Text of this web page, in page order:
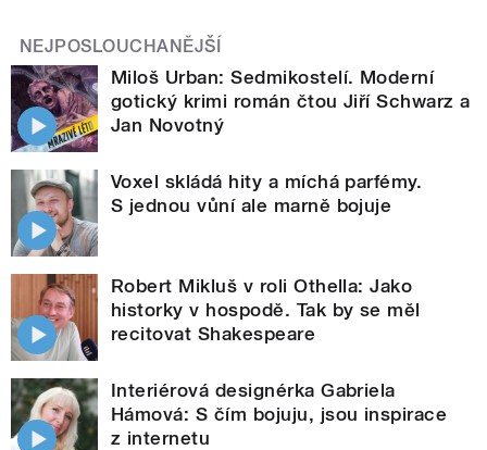
NEJPOSLOUCHANĚJŠÍ
Miloš Urban: Sedmikostelí. Moderní
gotický krimi román čtou Jiří Schwarz a
Jan Novotný
Voxel skládá hity a míchá parfémy.
S jednou vůní ale marně bojuje
Robert Mikluš v roli Othella: Jako
historky v hospodě. Tak by se měl
recitovat Shakespeare
Interiérová designérka Gabriela
Hámová: S čím bojuju, jsou inspirace
z internetu